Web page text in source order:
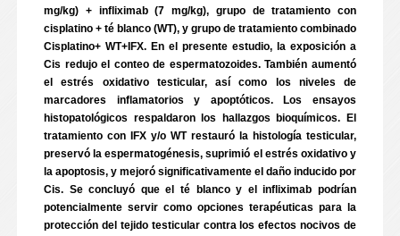
mg/kg) + infliximab (7 mg/kg), grupo de tratamiento con
cisplatino + té blanco (WT), y grupo de tratamiento combinado
Cisplatino+ WT+IFX. En el presente estudio, la exposición a
Cis redujo el conteo de espermatozoides. También aumentó
el estrés oxidativo testicular, así como los niveles de
marcadores inflamatorios y apoptóticos. Los ensayos
histopatológicos respaldaron los hallazgos bioquímicos. El
tratamiento con IFX y/o WT restauró la histología testicular,
preservó la espermatogénesis, suprimió el estrés oxidativo y
la apoptosis, y mejoró significativamente el daño inducido por
Cis. Se concluyó que el té blanco y el infliximab podrían
potencialmente servir como opciones terapéuticas para la
protección del tejido testicular contra los efectos nocivos de